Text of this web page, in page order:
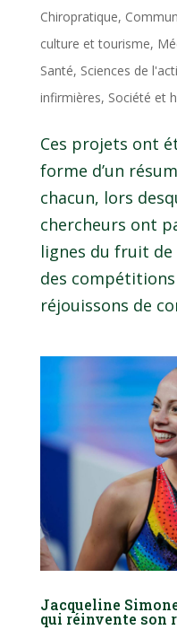
Chiropratique,
culture et tourisme,
Santé, Sciences de
infirmières, Société et
Ces projets ont
forme d’un
chacun, lors
chercheurs ont
lignes du fruit
des
réjouissons de
Jacqueline
qui réinvente son